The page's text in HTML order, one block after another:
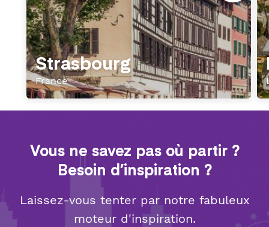
Strasbourg
France
Vous ne savez pas où partir ?
Besoin d’inspiration ?
Laissez-vous tenter par notre fabuleux
moteur d'inspiration.